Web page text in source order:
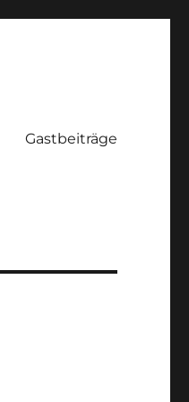
Gastbeiträge